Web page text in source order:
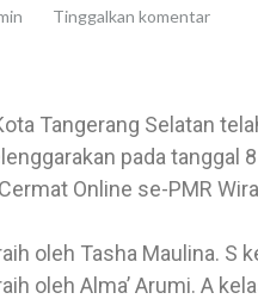
Tinggalkan komentar
Tangerang Selatan
pada tanggal
Online se-PMR
oleh Tasha Maulina. S
oleh Alma’ Arumi. A